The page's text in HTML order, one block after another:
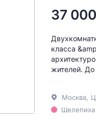
37
класса
жителей.
Москва